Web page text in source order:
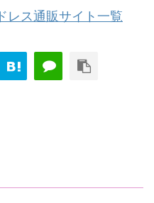
レス通販サイト一覧